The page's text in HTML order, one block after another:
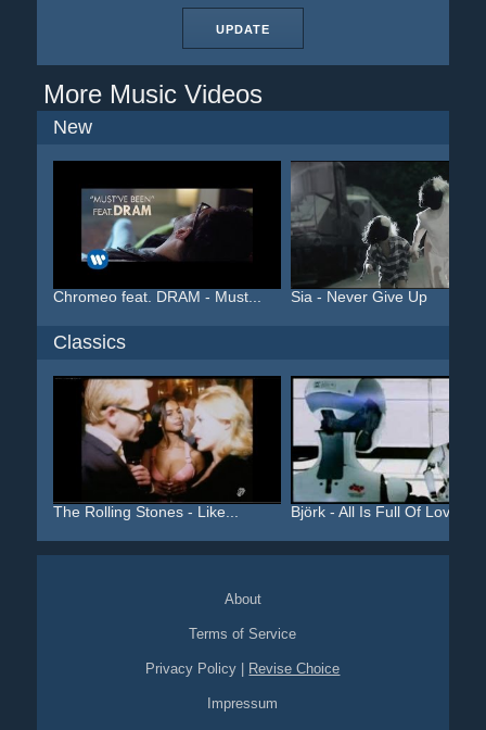
UPDATE
More Music Videos
New
Chromeo feat. DRAM - Must... Sia - Never Give Up
Classics
The Rolling Stones - Like... Björk - All Is Full Of Love
About
Terms of Service
Privacy Policy Revise Choice
Impressum